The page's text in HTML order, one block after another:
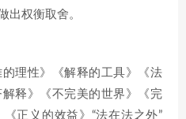
出权衡取舍。
理性》《解释的工具》《法
释》《不完美的世界》《完
正义的效益》“法在法之外”